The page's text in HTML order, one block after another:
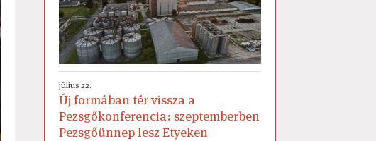
július 22.
Új formában tér vissza a
Pezsgőkonferencia: szeptemberben
Pezsgőünnep lesz Etyeken